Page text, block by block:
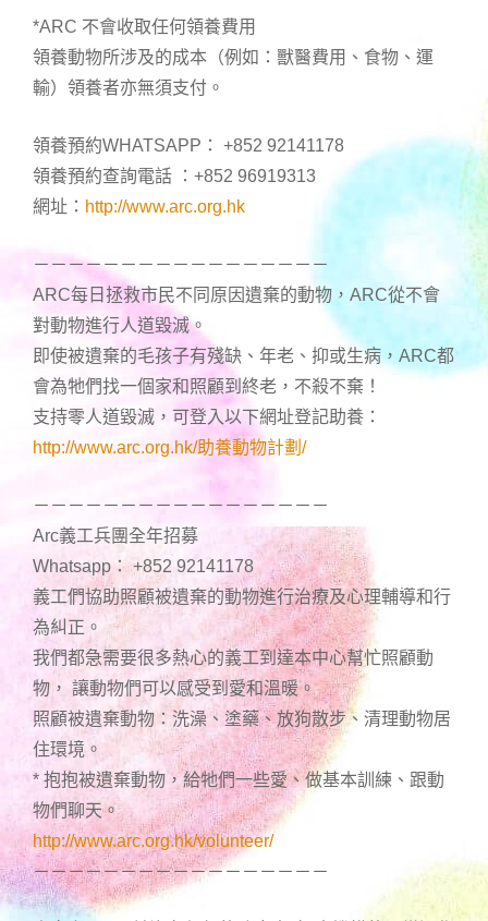
*ARC 不會收取任何領養費用
領養動物所涉及的成本（例如：獸醫費用、食物、運
輸）領養者亦無須支付。
領養預約WHATSAPP： +852 92141178
領養預約查詢電話 ：+852 96919313
網址： http://www.arc.org.hk
－－－－－－－－－－－－－－－－－
ARC每日拯救市民不同原因遺棄的動物，ARC從不會
對動物進行人道毀滅。
即使被遺棄的毛孩子有殘缺、年老、抑或生病，ARC都
會為牠們找一個家和照顧到終老，不殺不棄！
支持零人道毀滅，可登入以下網址登記助養：
http://www.arc.org.hk/助養動物計劃/
－－－－－－－－－－－－－－－－－
Arc義工兵團全年招募
Whatsapp： +852 92141178
義工們協助照顧被遺棄的動物進行治療及心理輔導和行
為糾正。
我們都急需要很多熱心的義工到達本中心幫忙照顧動
物， 讓動物們可以感受到愛和溫暖。
照顧被遺棄動物：洗澡、塗藥、放狗散步、清理動物居
住環境。
* 抱抱被遺棄動物，給牠們一些愛、做基本訓練、跟動
物們聊天。
http://www.arc.org.hk/volunteer/
－－－－－－－－－－－－－－－－－